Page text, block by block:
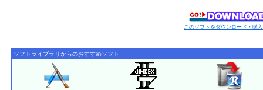
このソフトをダウンロード・購
ソフトライブラリからのおすすめソフト